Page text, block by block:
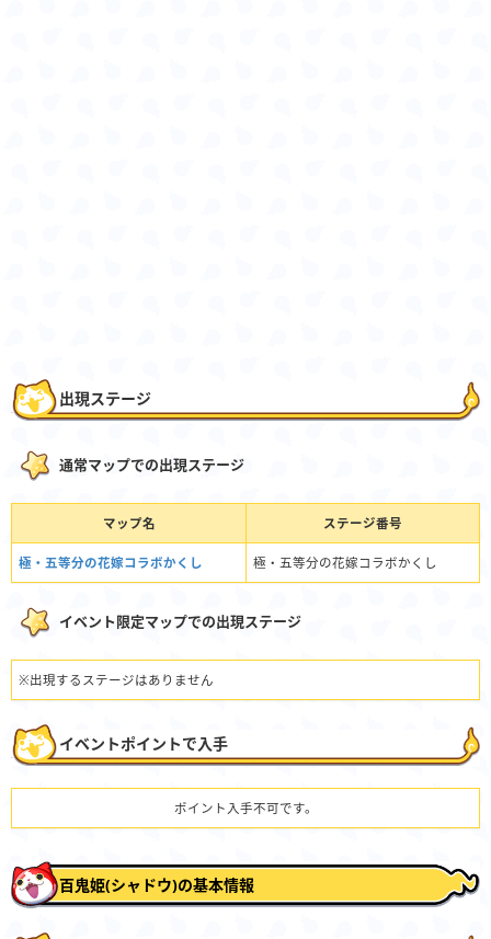
出現ステージ
通常マップでの出現ステージ
マップ名 ステージ番号
極・五等分の花嫁コラボかくし 極・五等分の花嫁コラボかくし
イベント限定マップでの出現ステージ
※出現するステージはありません
イベントポイントで入手
ポイント入手不可です。
百鬼姫(シャドウ)の基本情報